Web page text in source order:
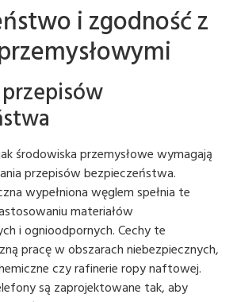
i zgodność z
środowiska przemysłowe wymagają
przepisów bezpieczeństwa.
wypełniona węglem spełnia te
materiałów
i ognioodpornych. Cechy te
pracę w obszarach niebezpiecznych,
czy rafinerie ropy naftowej.
są zaprojektowane tak, aby